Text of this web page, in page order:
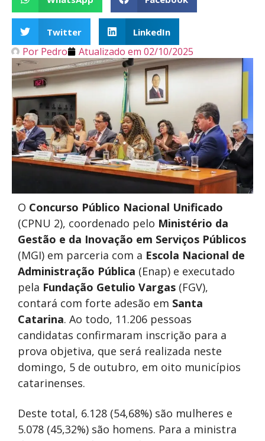
Twitter LinkedIn
Por Pedro Atualizado em 02/10/2025
O Concurso Público Nacional Unificado
(CPNU 2), coordenado pelo Ministério da
Gestão e da Inovação em Serviços Públicos
(MGI) em parceria com a Escola Nacional de
Administração Pública (Enap) e executado
pela Fundação Getulio Vargas (FGV),
contará com forte adesão em Santa
Catarina. Ao todo, 11.206 pessoas
candidatas confirmaram inscrição para a
prova objetiva, que será realizada neste
domingo, 5 de outubro, em oito municípios
catarinenses.
Deste total, 6.128 (54,68%) são mulheres e
5.078 (45,32%) são homens. Para a ministra